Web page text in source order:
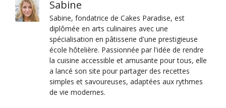
Sabine
Sabine, fondatrice de Cakes Paradise, est
diplômée en arts culinaires avec une
spécialisation en pâtisserie d'une prestigieuse
école hôtelière. Passionnée par l'idée de rendre
la cuisine accessible et amusante pour tous, elle
a lancé son site pour partager des recettes
simples et savoureuses, adaptées aux rythmes
de vie modernes.